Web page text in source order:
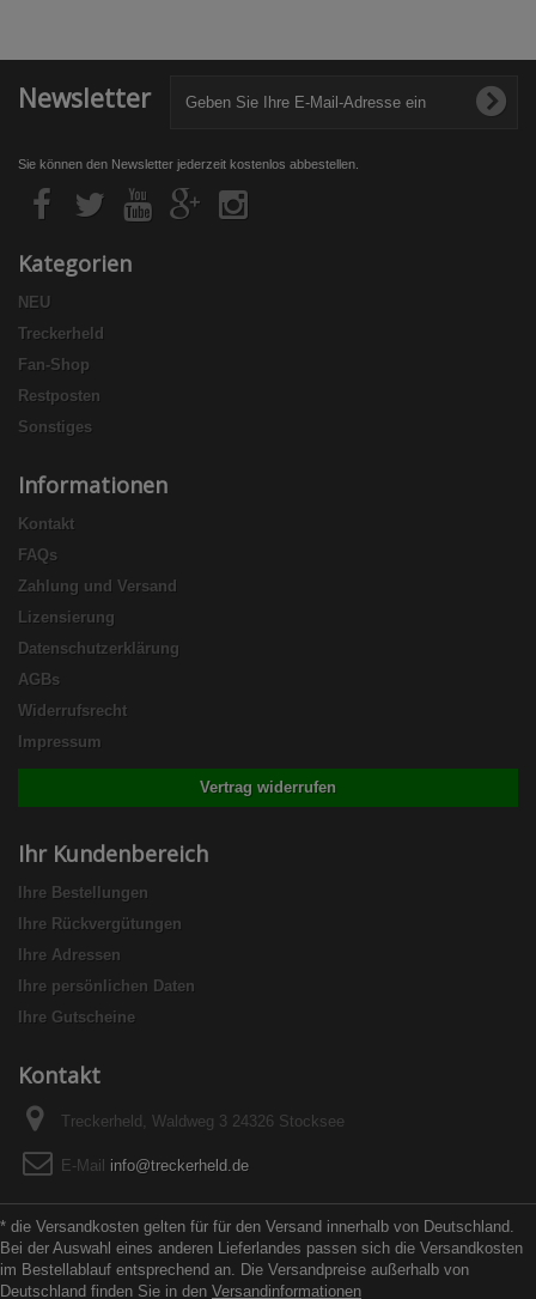
Newsletter
Sie können den Newsletter jederzeit kostenlos abbestellen.
Kategorien
NEU
Treckerheld
Fan-Shop
Restposten
Sonstiges
Informationen
Kontakt
FAQs
Zahlung und Versand
Lizensierung
Datenschutzerklärung
AGBs
Widerrufsrecht
Impressum
Vertrag widerrufen
Ihr Kundenbereich
Ihre Bestellungen
Ihre Rückvergütungen
Ihre Adressen
Ihre persönlichen Daten
Ihre Gutscheine
Kontakt
Treckerheld, Waldweg 3 24326 Stocksee
E-Mail info@treckerheld.de
* die Versandkosten gelten für für den Versand innerhalb von Deutschland.
Bei der Auswahl eines anderen Lieferlandes passen sich die Versandkosten
im Bestellablauf entsprechend an. Die Versandpreise außerhalb von
Deutschland finden Sie in den Versandinformationen